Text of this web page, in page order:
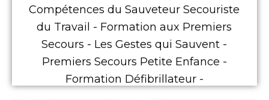
Compétences du Sauveteur Secouriste
du Travail - Formation aux Premiers
Secours - Les Gestes qui Sauvent -
Premiers Secours Petite Enfance -
Formation Défibrillateur -